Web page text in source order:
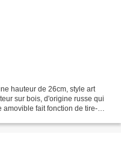
hauteur de 26cm, style art
sur bois, d'origine russe qui
amovible fait fonction de tire-